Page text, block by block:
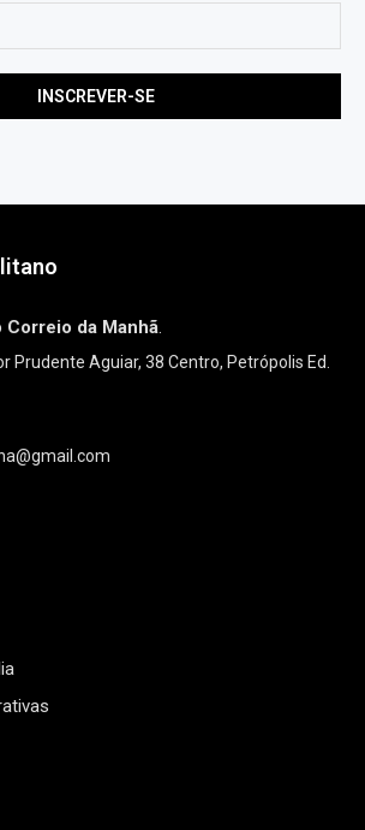
Correio da Manhã.
Prudente Aguiar, 38 Centro, Petrópolis Ed.